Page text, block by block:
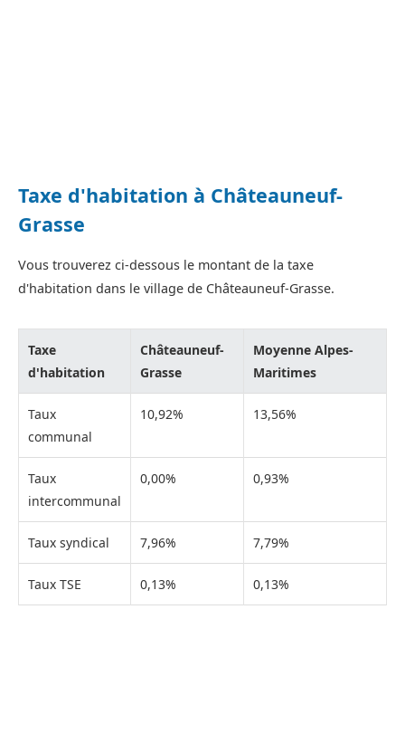
Taxe d'habitation à Châteauneuf-
Grasse
Vous trouverez ci-dessous le montant de la taxe
d'habitation dans le village de Châteauneuf-Grasse.
Taxe
d'habitation
Châteauneuf-
Grasse
Moyenne Alpes-
Maritimes
Taux
communal
10,92% 13,56%
Taux
intercommunal
0,00% 0,93%
Taux syndical 7,96% 7,79%
Taux TSE 0,13% 0,13%